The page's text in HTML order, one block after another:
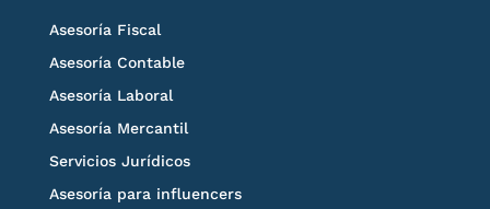
Asesoría Fiscal
Asesoría Contable
Asesoría Laboral
Asesoría Mercantil
Servicios Jurídicos
Asesoría para influencers